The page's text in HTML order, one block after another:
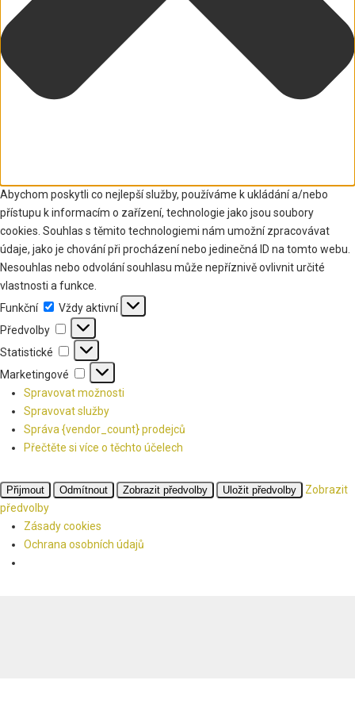
Abychom poskytli co nejlepší služby, používáme k ukládání a/nebo
přístupu k informacím o zařízení, technologie jako jsou soubory
cookies. Souhlas s těmito technologiemi nám umožní zpracovávat
údaje, jako je chování při procházení nebo jedinečná ID na tomto webu.
Nesouhlas nebo odvolání souhlasu může nepříznivě ovlivnit určité
vlastnosti a funkce.
Funkční
Funkční
Vždy aktivní
Předvolby
Předvolby
Statistické Statistické
Marketingové
Marketingové
Spravovat možnosti
Spravovat služby
Správa {vendor_count} prodejců
Přečtěte si více o těchto účelech
Přijmout Odmítnout Zobrazit předvolby Uložit předvolby
Zobrazit
předvolby
Zásady cookies
Ochrana osobních údajů